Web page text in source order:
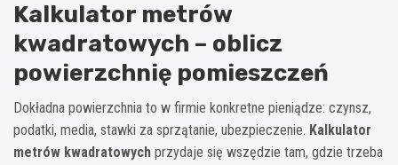
Kalkulator metrów
kwadratowych – oblicz
powierzchnię pomieszczeń
Dokładna powierzchnia to w firmie konkretne pieniądze: czynsz,
podatki, media, stawki za sprzątanie, ubezpieczenie. Kalkulator
metrów kwadratowych przydaje się wszędzie tam, gdzie trzeba